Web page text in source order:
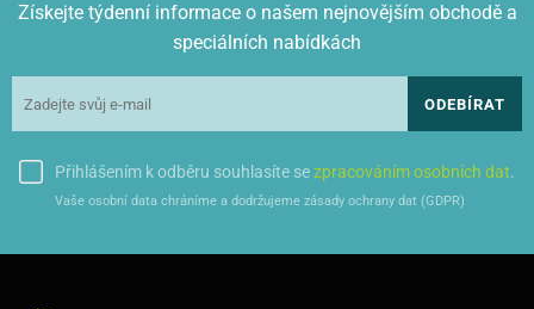
Získejte týdenní informace o našem nejnovějším obchodě a
speciálních nabídkách
ODEBÍRAT
Přihlášením k odběru souhlasíte sezpracováním osobních dat.
Vaše osobní data chráníme a dodržujeme zásady ochrany dat (GDPR)